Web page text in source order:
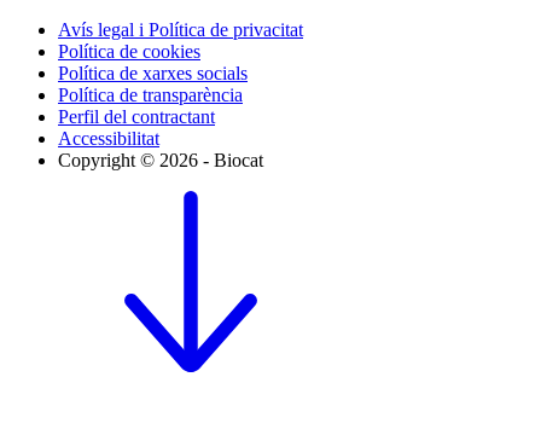
Avís legal i Política de privacitat
Política de cookies
Política de xarxes socials
Política de transparència
Perfil del contractant
Accessibilitat
Copyright © 2026 - Biocat